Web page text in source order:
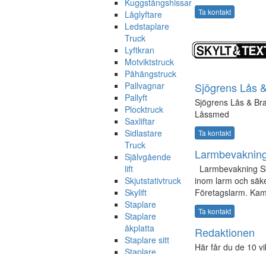
Kuggstångshissar
Låglyftare
Ledstaplare
Truck
Lyftkran
Motviktstruck
Påhängstruck
Pallvagnar
Pallyft
Plocktruck
Saxliftar
Sidlastare
Truck
Självgående
lift
Skjutstativtruck
Skylift
Staplare
Staplare
åkplatta
Staplare sitt
Staplare
Ta kontakt
Sjögrens Lås
Sjögrens Lås &
Låssmed
Ta kontakt
Larmbevakning
inom larm och
Företagslarm.
Ta kontakt
Redaktionen
Här får du de 10